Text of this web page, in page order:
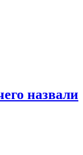
назвали